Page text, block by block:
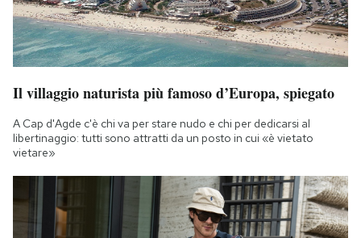
Il villaggio naturista più famoso d’Europa, spiegato
A Cap d'Agde c'è chi va per stare nudo e chi per dedicarsi al
libertinaggio: tutti sono attratti da un posto in cui «è vietato
vietare»